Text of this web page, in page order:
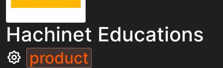
Hachinet Educations
product